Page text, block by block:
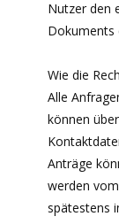
Nutzer den
Dokuments
Wie die
Alle
können
Anträge
werden
spätestens